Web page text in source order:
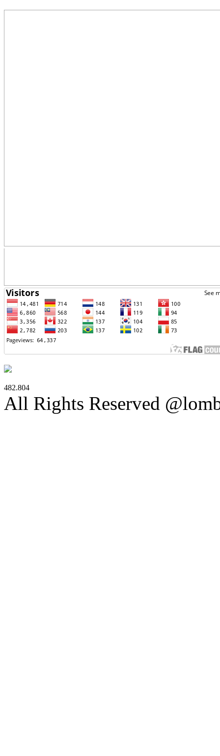
482.804
All Rights Reserved